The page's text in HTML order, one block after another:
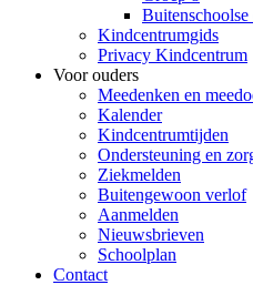
Kindcentrumgids
Privacy Kindcentrum
Voor ouders
Meedenken en
Kalender
Kindcentrumtijden
Ondersteuning en
Ziekmelden
Buitengewoon verlof
Aanmelden
Nieuwsbrieven
Schoolplan
Contact